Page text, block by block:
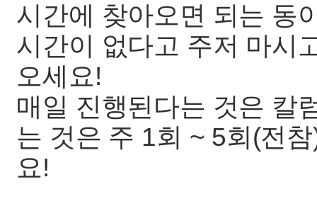
시간에 찾아오면 되는 동
시간이 없다고 주저 마시
오세요!
매일 진행된다는 것은 칼
는 것은 주 1회 ~ 5회(전
요!